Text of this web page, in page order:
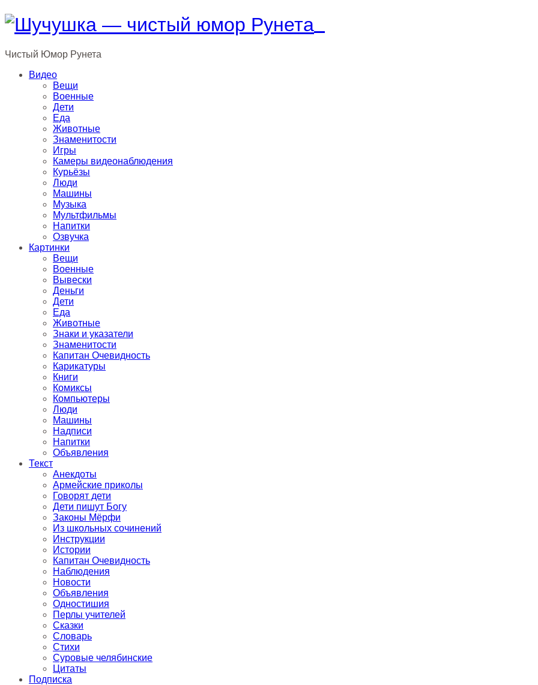
Чистый Юмор Рунета
Видео
Вещи
Военные
Дети
Еда
Животные
Знаменитости
Игры
Камеры видеонаблюдения
Курьёзы
Люди
Машины
Музыка
Мультфильмы
Напитки
Озвучка
Картинки
Вещи
Военные
Вывески
Деньги
Дети
Еда
Животные
Знаки и указатели
Знаменитости
Капитан Очевидность
Карикатуры
Книги
Комиксы
Компьютеры
Люди
Машины
Надписи
Напитки
Объявления
Текст
Анекдоты
Армейские приколы
Говорят дети
Дети пишут Богу
Законы Мёрфи
Из школьных сочинений
Инструкции
Истории
Капитан Очевидность
Наблюдения
Новости
Объявления
Одностишия
Перлы учителей
Сказки
Словарь
Стихи
Суровые челябинские
Цитаты
Подписка